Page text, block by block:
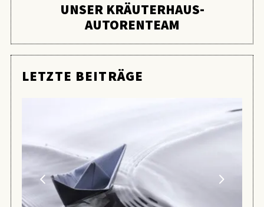
UNSER KRÄUTERHAUS-
AUTORENTEAM
LETZTE BEITRÄGE